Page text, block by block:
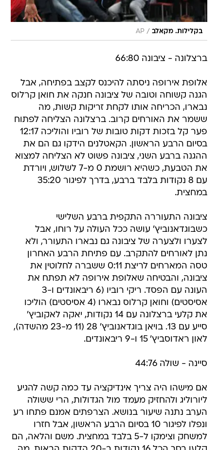
בקלילות. מקאלב /
AP
ברצלונה - ציבונה 66:80
אלופת אירופה ניסתה להיכנס לקצב בפתיחה, אבל
הגנה קשוחה וטובה של ציבונה חנקה את חואן קרלוס
נבארו, הכריחה אותו לקחת זריקות קשות, מה
ששמר את האורחים קרוב. ברצלונה הצליחה לפתוח
פער קל בזכות דקות טובות של רוביו והוליכה 12:17
בסיום הרבע הראשון. הקאטלנים הידקו גם הם את
ההגנה ברבע השני, ציבונה פשוט לא הצליחה למצוא
את הטבעת, כשהיא רושמת 0 מ-7 לשלוש, ויורדת
עם 8 נקודות בלבד ברבע, בדרך לפיגור 35:20
במחצית.
ציבונה התעוררה התקפית ברבע השלישי
כשבוגדאנוביץ' עושה ככל העולה על רוחו, אבל
לצערו ולצערה של ציבונה גם נבארו התעורר, ולא
נתן לאורחים להתקרב. עם פתיחת הרבע האחרון
טסה המארחים לריצת 0:11 ששברה לחלוטין את
ציבונה, והבטיחה שאלופת אירופה לא תפתח את
העונה עם הפסד. ריקי רוביו (6 ריבאונדים ו-3
אסיסטים) וחואן קרלוס נבארו (4 אסיסטים) הוליכו
את קלעי ברצלונה עם 14 נקודות, יאקה לאקוביץ'
סייע עם 13. בויאן בוגדאנוביץ' 28 (11 מ-23 מהשדה),
לאון ראדוסביץ' 15 ו-9 ריבאונדים.
סיינה - שולה 44:76
אם מישהו היה צריך אינדיקציה עד כמה קשה להגיע
ליורוליג ולהחזיק מעמד מול הגדולות, הרי ששולה
הערב נתנה שיעור בנושא. הצרפתים אמנם פתחו רע
ונפלו לפיגור 10 בסיום הרבע הראשון, אבל חזרו
למשחק וצימקו ל-5 בלבד במחצית. משם והלאה, הם